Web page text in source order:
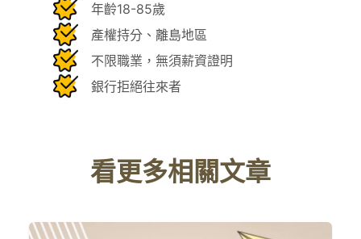
年齡18-85歲
產權持分、離島地區
不限職業，無須薪資證明
銀行拒絕往來者
看更多相關文章